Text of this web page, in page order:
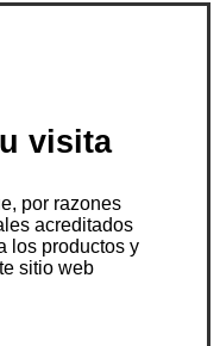
visita
por razones
acreditados
los productos y
sitio web